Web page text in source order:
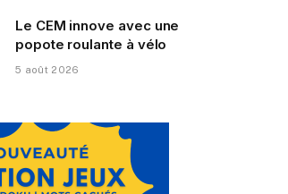
Le CEM innove avec une
popote roulante à vélo
5 août 2026